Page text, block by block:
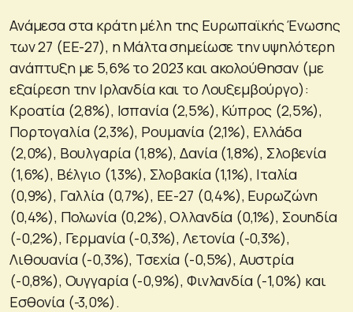
Ανάμεσα στα κράτη μέλη της Ευρωπαϊκής Ένωσης
των 27 (ΕΕ-27), η Μάλτα σημείωσε την υψηλότερη
ανάπτυξη με 5,6% το 2023 και ακολούθησαν (με
εξαίρεση την Ιρλανδία και το Λουξεμβούργο):
Κροατία (2,8%), Ισπανία (2,5%), Κύπρος (2,5%),
Πορτογαλία (2,3%), Ρουμανία (2,1%), Ελλάδα
(2,0%), Βουλγαρία (1,8%), Δανία (1,8%), Σλοβενία
(1,6%), Βέλγιο (1,3%), Σλοβακία (1,1%), Ιταλία
(0,9%), Γαλλία (0,7%), ΕΕ-27 (0,4%), Ευρωζώνη
(0,4%), Πολωνία (0,2%), Ολλανδία (0,1%), Σουηδία
(-0,2%), Γερμανία (-0,3%), Λετονία (-0,3%),
Λιθουανία (-0,3%), Τσεχία (-0,5%), Αυστρία
(-0,8%), Ουγγαρία (-0,9%), Φινλανδία (-1,0%) και
Εσθονία (-3,0%).